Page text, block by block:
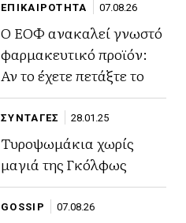
ΕΠΙΚΑΙΡΟΤΗΤΑ 07.08.26
Ο ΕΟΦ ανακαλεί γνωστό
φαρμακευτικό προϊόν:
Αν το έχετε πετάξτε το
ΣΥΝΤΑΓΕΣ 28.01.25
Τυροψωμάκια χωρίς
μαγιά της Γκόλφως
GOSSIP 07.08.26